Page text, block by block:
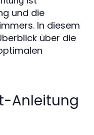
und die
In diesem
über die
Anleitung